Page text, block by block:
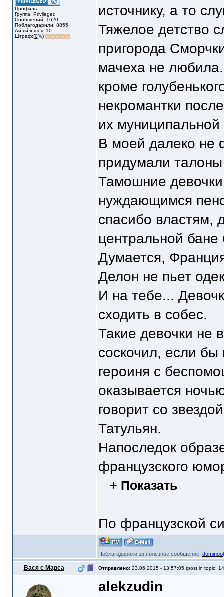
Профиль
Группа: Privileged
Сообщений: 1620
Поблагодарили: 8855
Ай-яй-юшек: 10
Штраф:(0%)
источнику, а то
Тяжелое детство
пригорода
мачеха не
кроме
некромантки
их
В моей далеко не
придумали
Тамошние
нуждающимся
спасибо властям,
центральной бане
Думается,
Делон не пьет
И на тебе...
сходить в собес.
Такие девочки не
соскочил, если
героиня с
оказывается
говорит со
Татульян.
Напоследок
французского
+ Показать
По французской
Поблагодарили за полезное сообщение:
Вася с Марса Отправлено: 23.06.2015 - 13:57:05 (post in topic:
alekzudin